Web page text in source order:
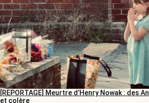
[REPORTAGE] Meurtre d’Henry Nowak : des
et colère